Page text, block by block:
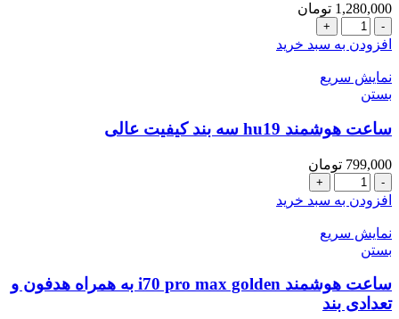
1,280,000 تومان
ساعت
هوشمند
h27
ultra3
به
همراه
هدفون
و
تعدادی
بند
عدد
افزودن به سبد خرید
نمایش سریع
بستن
ساعت هوشمند hu19 سه بند کیفیت عالی
799,000 تومان
ساعت
هوشمند
hu19
سه
بند
عالی
عدد
افزودن به سبد خرید
نمایش سریع
بستن
ساعت هوشمند i70 pro max golden به همراه هدفون و
تعدادی بند